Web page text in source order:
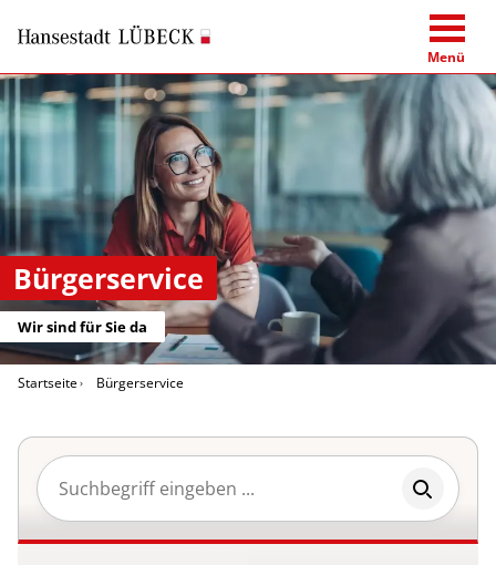
Menü
Bürgerservice
Wir sind für Sie da
Startseite Bürgerservice
Suchbegriff eingeben